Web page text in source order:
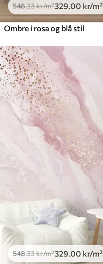
548.33kr/m²329 .00 kr/m²
Ombre i rosa og blå stil
548.33kr/m²329 .00 kr/m²